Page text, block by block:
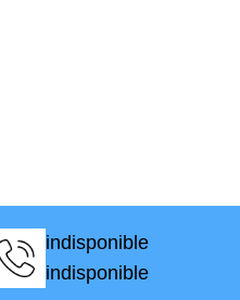
indisponible
indisponible